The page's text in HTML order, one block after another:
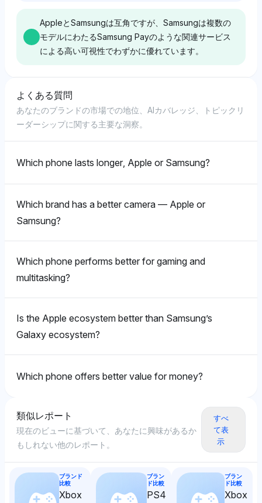
Perplexity
対して等しい可視性を示しますが、Androidには少ない
焦点（2%）を当て、バランスの取れたエコシステムの
視点を示唆します。そのトーンは中立で、ブランドの忠
誠心よりも機能性に焦点を当てています。
Gemini
方に4%の可視性を割り当て、'Android'も同様に、
Samsungのオペレーティングシステムの関連性に焦点
を当てることを示唆します。トーンは中立で、ブランド
関連データに基づいて偏りを避けています。
Chatgpt
ChatGPTはAppleとSamsungを平等に扱
持っていますが、'Snapdragon'（2%）の言及は微妙
にSamsungのハードウェア革新を示唆しています。ト
ーンは中立で、ブランドの言及を好みを超えて強調しま
Deepseek
DeepseekはAppleにわずかに傾き、Samsung Payの
ーンを維持しています。その焦点は広範に見え、Dolby
Visionのような関連のない技術を含むことで、直接的な
ブランド比較が薄まっています。
Gemini
GeminiはAppleとSamsung Payを4%の可視性シェアで
平等に表し、中立的なトーンでなぜ有名人がiPhoneを
深みを欠き、エコシステムやユーザー体験に関する洞察
なしで表面的なデータに固執しています。
Chatgpt
Samsung Payも4%とし、SnapchatやTikTokのような
広範な技術の関連性によりAppleに対して中立からやや
す。
視点を反映し、iCloud（1%）やビジネスツールとして
のSamsung Payなどのエコシステムコンポーネントに
焦点を当てています。
Gemini
GeminiはAppleにわずかに傾き、Samsung Payの4%に
対して4%の可視性シェアを持っていますが、その感情
は中立のままで、Samsungの決済ソリューションより
ChatGPTは中立的な立場を示し、AppleとSamsung
なビジネスデバイス管理ツールに焦点を当て、
Samsungの決済利便性とともに示しています。そのト
ーンはビジネス環境における実用的でバランスの取れた
焦点を当てつつ、AppleのSlack（2%）や
ールに対する広いエコシステムの互換性を認識していま
す。
Deepseek
DeepseekはAppleとSamsung Payの両方に4%の可視
性を示し、中立的なトーンがAppleのビジネス向けのエ
AppleとSamsungは互角ですが、Samsungは複数の
モデルにわたるSamsung Payのような関連サービス
による高い可視性でわずかに優れています。
Chatgpt
ChatGPTはAppleとSamsungの間で明確な偏見を示さ
ず、Appleに4%の可視性シェアを与え、Samsung Pay
にも等しく4%を与えています。その中立的なトーン
は、好みに対する深い理由付けなしにバランスの取れた
視点を示唆しています。
SamsungのSmartThingsの1%の言及もあり、わずかに
広いエコシステムに焦点を当てていることを示していま
Grok
Snapdragon（1%）の言及がSamsungのハードウェア
Perplexity
4%ずつ示し、どちらも優先するための追加の文脈は示
しません。その中立的なトーンは論争に対して公平な立
よくある質問
あなたのブランドの市場での地位、AIカバレッジ、トピックリ
ーダーシップに関する主要な洞察。
Which phone lasts longer, Apple or Samsung?
Which brand has a better camera — Apple or
Samsung?
Which phone performs better for gaming and
multitasking?
Is the Apple ecosystem better than Samsung’s
Galaxy ecosystem?
Which phone offers better value for money?
類似レポート
現在のビューに基づいて、あなたに興味があるか
もしれない他のレポート。
すべ
て表
示
ブランド
比較
Xbox
ブラン
ド比較
PS4
ブラン
ド比較
Xbox